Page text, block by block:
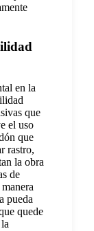
en la
que
el uso
que
rastro,
la obra
de
pueda
quede